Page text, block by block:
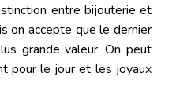
entre bijouterie et
on accepte que le dernier
grande valeur. On peut
pour le jour et les joyaux